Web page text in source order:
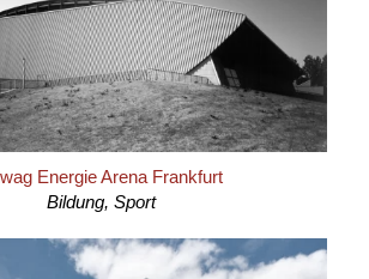
Energie Arena Frankfurt
Bildung, Sport